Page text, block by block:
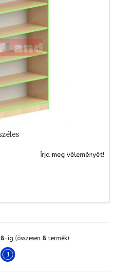
Írja meg véleményét!
8-ig (összesen 8termék)
1